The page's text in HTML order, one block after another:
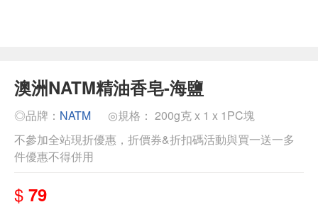
澳洲NATM精油香皂-海鹽
◎品牌： NATM
◎規格： 200g克 x 1 x 1PC塊
不參加全站現折優惠，折價券&折扣碼活動與買一送一多
件優惠不得併用
$ 79